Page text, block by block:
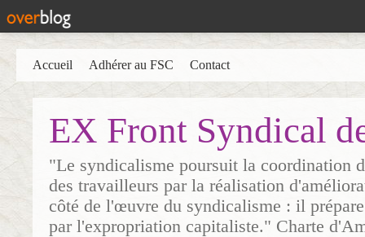
EX Front Syndical
"Le syndicalisme poursuit la coordination
des travailleurs par la réalisation
côté de l'œuvre du syndicalisme : il
par l'expropriation capitaliste." Charte
Accueil Adhérer au FSC Contact